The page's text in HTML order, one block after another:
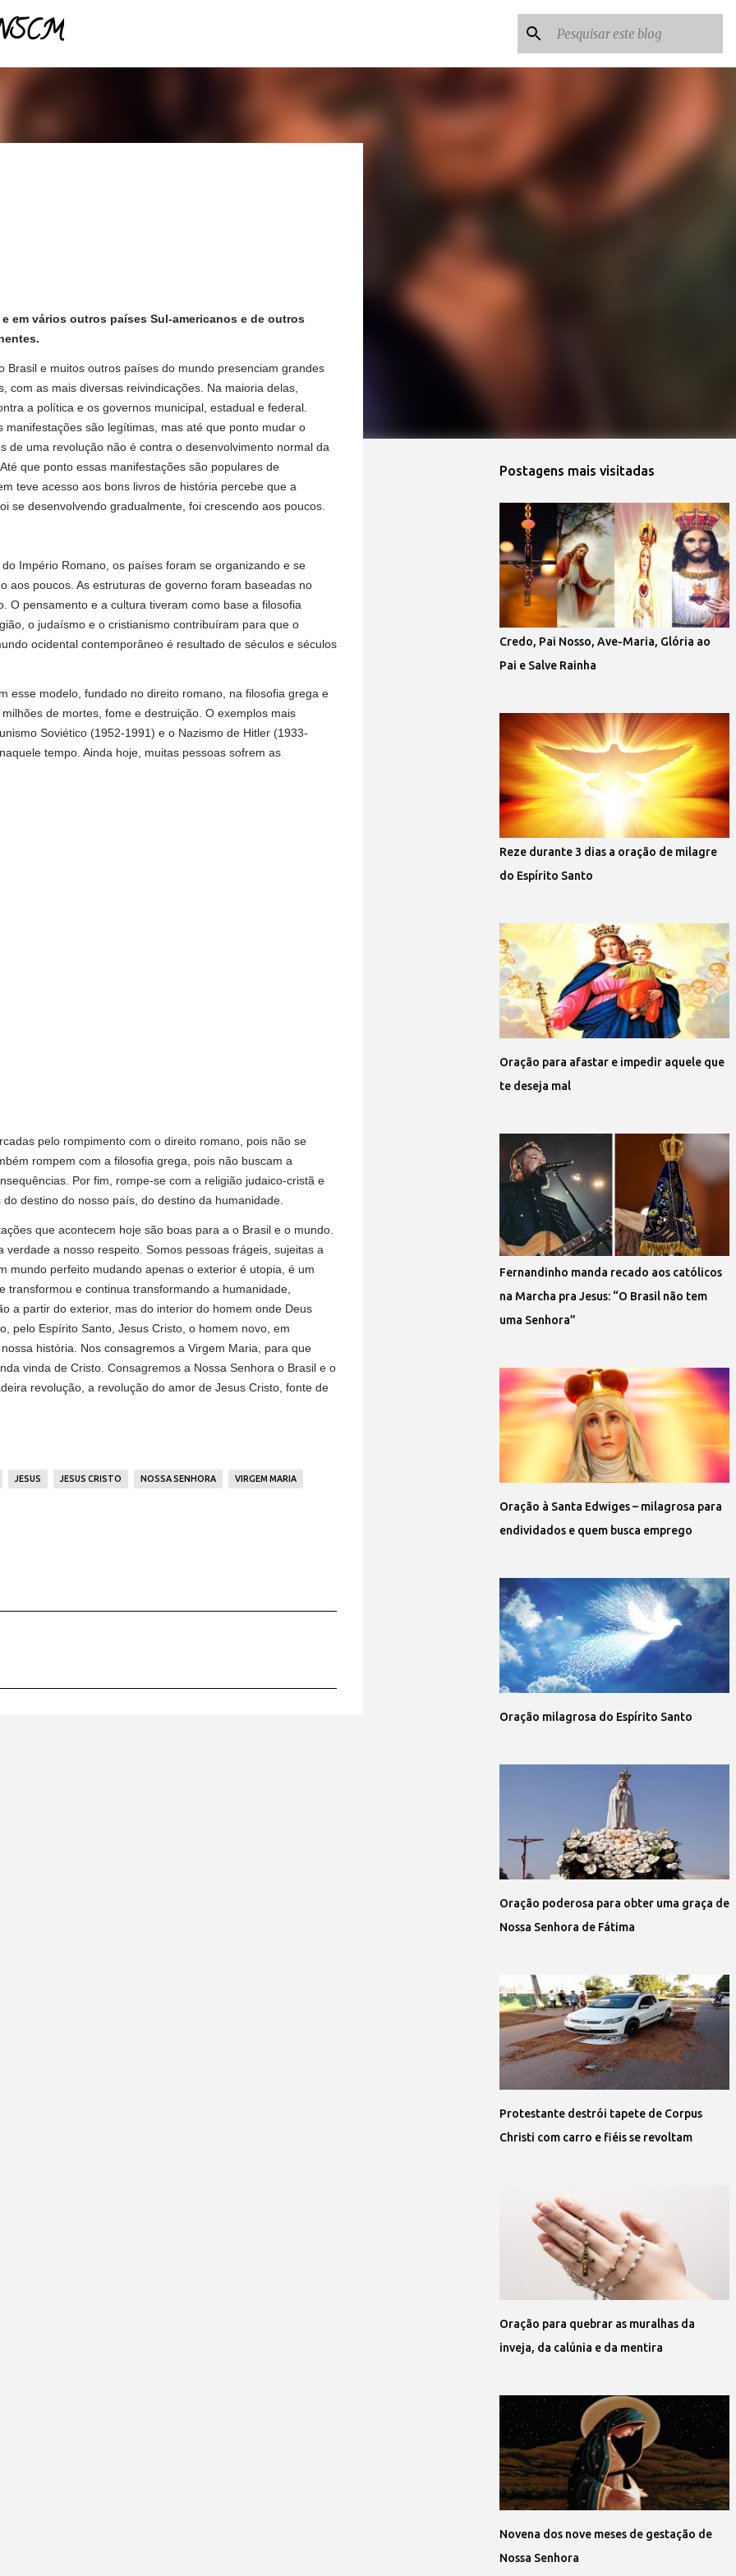
em vários outros países Sul-americanos e de outros
Brasil e muitos outros países do mundo presenciam grandes
com as mais diversas reivindicações. Na maioria delas,
a política e os governos municipal, estadual e federal.
manifestações são legítimas, mas até que ponto mudar o
de uma revolução não é contra o desenvolvimento normal da
que ponto essas manifestações são populares de
teve acesso aos bons livros de história percebe que a
se desenvolvendo gradualmente, foi crescendo aos poucos.
Império Romano, os países foram se organizando e se
aos poucos. As estruturas de governo foram baseadas no
O pensamento e a cultura tiveram como base a filosofia
o judaísmo e o cristianismo contribuíram para que o
ocidental contemporâneo é resultado de séculos e séculos
esse modelo, fundado no direito romano, na filosofia grega e
de mortes, fome e destruição. O exemplos mais
Soviético (1952-1991) e o Nazismo de Hitler (1933-
tempo. Ainda hoje, muitas pessoas sofrem as
pelo rompimento com o direito romano, pois não se
rompem com a filosofia grega, pois não buscam a
Por fim, rompe-se com a religião judaico-cristã e
destino do nosso país, do destino da humanidade.
que acontecem hoje são boas para a o Brasil e o mundo.
a nosso respeito. Somos pessoas frágeis, sujeitas a
mundo perfeito mudando apenas o exterior é utopia, é um
e continua transformando a humanidade,
a partir do exterior, mas do interior do homem onde Deus
pelo Espírito Santo, Jesus Cristo, o homem novo, em
história. Nos consagremos a Virgem Maria, para que
vinda de Cristo. Consagremos a Nossa Senhora o Brasil e o
revolução, a revolução do amor de Jesus Cristo, fonte de
JESUS JESUS CRISTO NOSSA SENHORA VIRGEM MARIA
Postagens mais visitadas
Credo, Pai Nosso, Ave-Maria, Glória ao
Pai e Salve Rainha
Reze durante 3 dias a oração de milagre
do Espírito Santo
Oração para afastar e impedir aquele que
te deseja mal
Fernandinho manda recado aos católicos
na Marcha pra Jesus: “O Brasil não tem
uma Senhora”
Oração à Santa Edwiges – milagrosa para
endividados e quem busca emprego
Oração milagrosa do Espírito Santo
Oração poderosa para obter uma graça de
Nossa Senhora de Fátima
Protestante destrói tapete de Corpus
Christi com carro e fiéis se revoltam
Oração para quebrar as muralhas da
inveja, da calúnia e da mentira
Novena dos nove meses de gestação de
Nossa Senhora